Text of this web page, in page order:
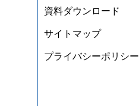
資料ダウンロード
サイトマップ
プライバシーポリシー